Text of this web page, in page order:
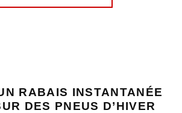
RABAIS INSTANTANÉE
DES PNEUS D’HIVER